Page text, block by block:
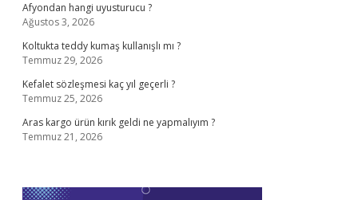
Afyondan hangi uyusturucu ?
Ağustos 3, 2026
Koltukta teddy kumaş kullanışlı mı ?
Temmuz 29, 2026
Kefalet sözleşmesi kaç yıl geçerli ?
Temmuz 25, 2026
Aras kargo ürün kırık geldi ne yapmalıyım ?
Temmuz 21, 2026